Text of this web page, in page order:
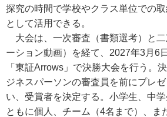
探究の時間で学校やクラス単位での
として活用できる。
大会は、一次審査（書類選考）と
ーション動画）を経て、2027年3月6
「東証Arrows」で決勝大会を行う。
ジネスパーソンの審査員を前にプレ
い、受賞者を決定する。小学生、中
ともに個人、チーム（4名まで）、ま